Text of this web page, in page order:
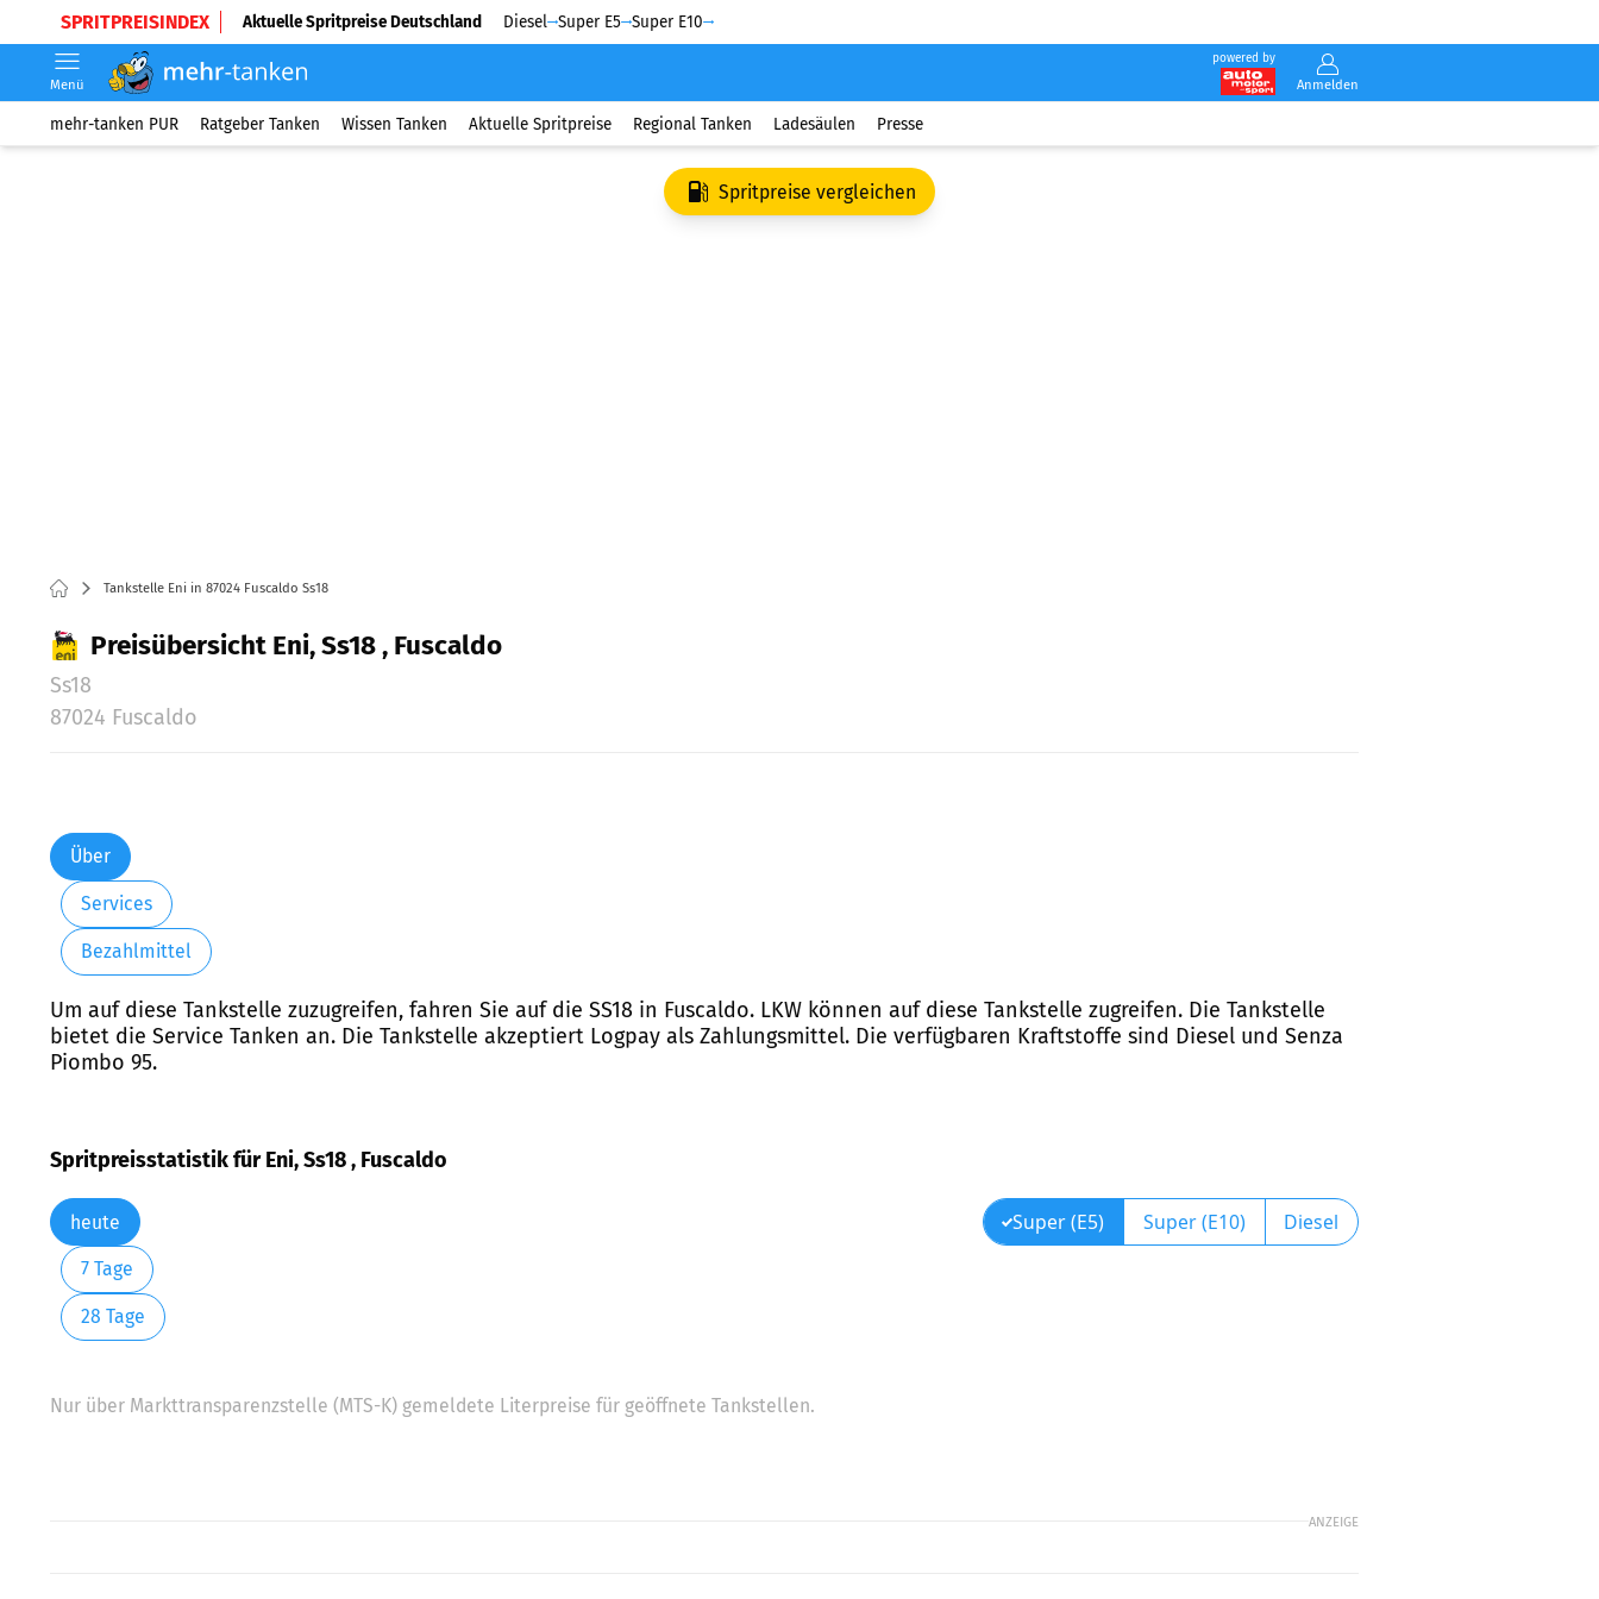
SPRITPREISINDEX Aktuelle Spritpreise Deutschland Diesel Super E5 Super E10
powered by
Anmelden
Menü
mehr-tanken PUR Ratgeber Tanken Wissen Tanken Aktuelle Spritpreise Regional Tanken Ladesäulen Presse
Spritpreise vergleichen
Tankstelle Eni in 87024 Fuscaldo Ss18
Preisübersicht Eni, Ss18 , Fuscaldo
Ss18
87024 Fuscaldo
Über
Services
Bezahlmittel
Um auf diese Tankstelle zuzugreifen, fahren Sie auf die SS18 in Fuscaldo. LKW können auf diese Tankstelle zugreifen. Die Tankstelle
bietet die Service Tanken an. Die Tankstelle akzeptiert Logpay als Zahlungsmittel. Die verfügbaren Kraftstoffe sind Diesel und Senza
Piombo 95.
Spritpreisstatistik für Eni, Ss18 , Fuscaldo
heute
7 Tage
28 Tage
Super (E5) Super (E10) Diesel
Nur über Markttransparenzstelle (MTS-K) gemeldete Literpreise für geöffnete Tankstellen.
ANZEIGE